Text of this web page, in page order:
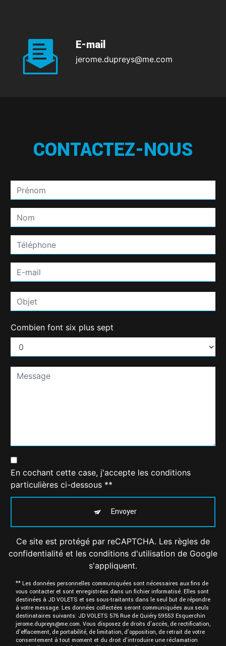
E-mail
jerome.dupreys@me.com
CONTACTEZ-NOUS
Combien font six plus sept
En cochant cette case, j'accepte les conditions
particulières ci-dessous **
Envoyer
Ce site est protégé par reCAPTCHA. Les règles de
confidentialité et les conditions d'utilisation de Google
s'appliquent.
** Les données personnelles communiquées sont nécessaires aux fins de
vous contacter et sont enregistrées dans un fichier informatisé. Elles sont
destinées à JD VOLETS et ses sous-traitants dans le seul but de répondre
à votre message. Les données collectées seront communiquées aux seuls
destinataires suivants: JD VOLETS 576 Rue de Quiéry 59553 Esquerchin
jerome.dupreys@me.com. Vous disposez de droits d’accès, de rectification,
d’effacement, de portabilité, de limitation, d’opposition, de retrait de votre
consentement à tout moment et du droit d’introduire une réclamation